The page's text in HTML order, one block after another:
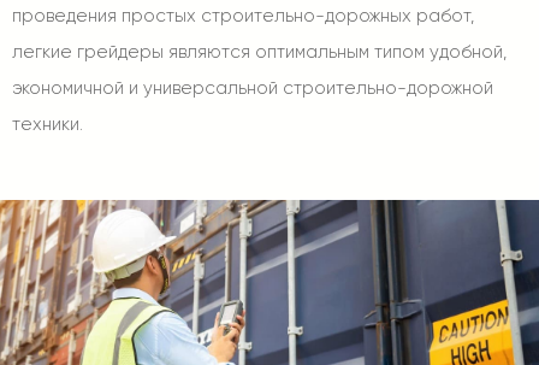
проведения простых строительно-дорожных работ,
легкие грейдеры являются оптимальным типом удобной,
экономичной и универсальной строительно-дорожной
техники.